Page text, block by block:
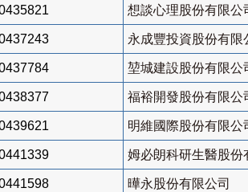
想談心理股份有限公
永成豐投資股份有限
堃城建設股份有限公
福裕開發股份有限公
明維國際股份有限公
姆必朗科研生醫股份
曄永股份有限公司